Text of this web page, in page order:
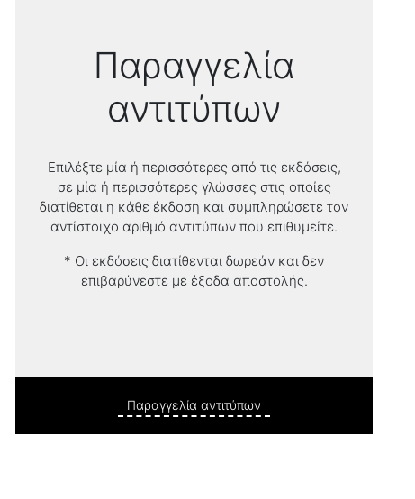
Παραγγελία
αντιτύπων
Επιλέξτε μία ή περισσότερες από τις εκδόσεις,
σε μία ή περισσότερες γλώσσες στις οποίες
διατίθεται η κάθε έκδοση και συμπληρώσετε τον
αντίστοιχο αριθμό αντιτύπων που επιθυμείτε.
* Οι εκδόσεις διατίθενται δωρεάν και δεν
επιβαρύνεστε με έξοδα αποστολής.
Παραγγελία αντιτύπων